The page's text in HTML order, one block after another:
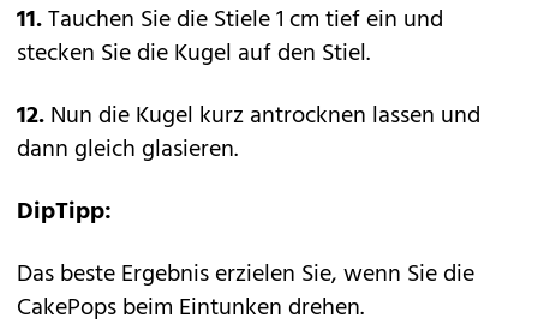
11.Tauchen Sie die Stiele 1 cm tief ein und
stecken Sie die Kugel auf den Stiel.
12.Nun die Kugel kurz antrocknen lassen und
dann gleich glasieren.
DipTipp:
Das beste Ergebnis erzielen Sie, wenn Sie die
CakePops beim Eintunken drehen.